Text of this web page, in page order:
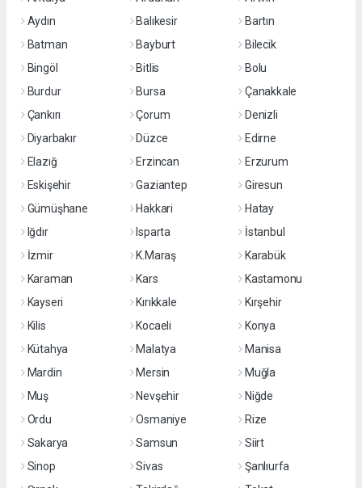
Aydın
Balıkesir
Bartın
Batman
Bayburt
Bilecik
Bingöl
Bitlis
Bolu
Burdur
Bursa
Çanakkale
Çankırı
Çorum
Denizli
Diyarbakır
Düzce
Edirne
Elazığ
Erzincan
Erzurum
Eskişehir
Gaziantep
Giresun
Gümüşhane
Hakkari
Hatay
Iğdır
Isparta
İstanbul
İzmir
K.Maraş
Karabük
Karaman
Kars
Kastamonu
Kayseri
Kırıkkale
Kırşehir
Kilis
Kocaeli
Konya
Kütahya
Malatya
Manisa
Mardin
Mersin
Muğla
Muş
Nevşehir
Niğde
Ordu
Osmaniye
Rize
Sakarya
Samsun
Siirt
Sinop
Sivas
Şanlıurfa